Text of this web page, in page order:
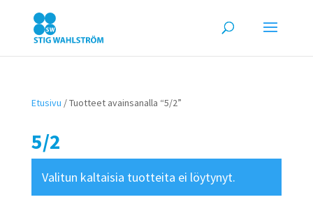
Etusivu / Tuotteet avainsanalla “5/2”
5/2
Valitun kaltaisia tuotteita ei löytynyt.